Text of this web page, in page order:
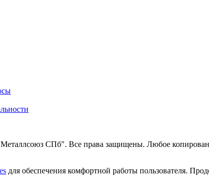
СПб". Все права защищены. Любое
для обеспечения комфортной работы пользователя.